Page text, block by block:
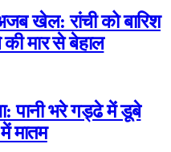
खेल: रांची को बारिश
मार से बेहाल
पानी भरे गड्ढे में डूबे
मातम